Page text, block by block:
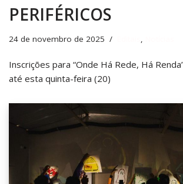
PERIFÉRICOS
24 de novembro de 2025
Inscrições para “Onde Há Rede, Há
até esta quinta-feira (20)